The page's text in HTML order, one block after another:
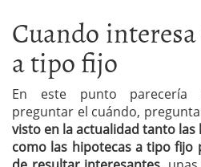
Cuando
a tipo fijo
En este punto parecería
preguntar el cuándo,
visto en la actualidad tanto
como las hipotecas a tipo fijo